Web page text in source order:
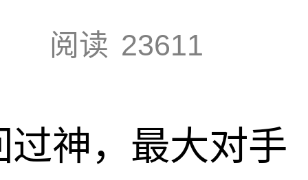
阅读 23611
神，最大对手